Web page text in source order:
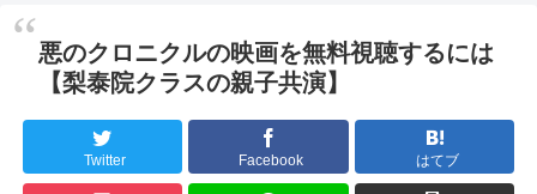
悪のクロニクルの映画を無料視聴するには
【梨泰院クラスの親子共演】
Twitter Facebook はてブ